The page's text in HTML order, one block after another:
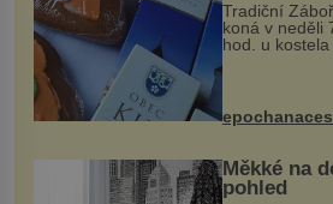
Tradiční
koná v neděli
hod. u
Kly u Mělníka.
Měkké na
pohled